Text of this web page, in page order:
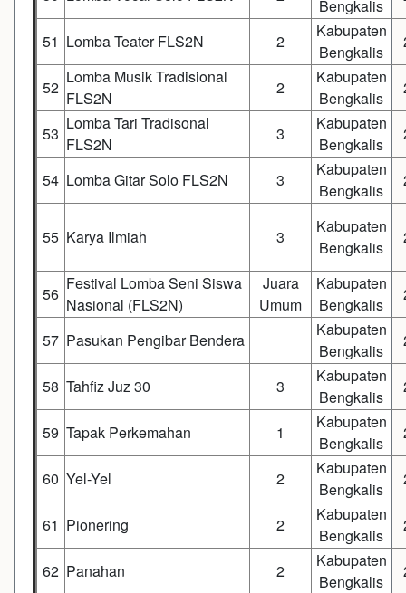
Bengkalis
51 Lomba Teater FLS2N 2
Kabupaten
Bengkalis
52
Lomba Musik Tradisional
FLS2N
2
Kabupaten
Bengkalis
53
Lomba Tari Tradisonal
FLS2N
3
Kabupaten
Bengkalis
54 Lomba Gitar Solo FLS2N 3
Kabupaten
Bengkalis
55 Karya Ilmiah 3
Kabupaten
Bengkalis
56
Festival Lomba Seni Siswa
Nasional (FLS2N)
Juara
Umum
Kabupaten
Bengkalis
57 Pasukan Pengibar Bendera
Kabupaten
Bengkalis
58 Tahfiz Juz 30 3
Kabupaten
Bengkalis
59 Tapak Perkemahan 1
Kabupaten
Bengkalis
60 Yel-Yel 2
Kabupaten
Bengkalis
61 Pionering 2
Kabupaten
Bengkalis
62 Panahan 2
Kabupaten
Bengkalis